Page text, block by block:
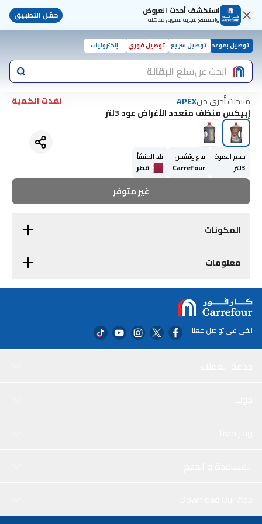
استكشف أحدث العروض
واستمتع بتجربة تسوّق مذهلة! حمّل التطبيق
توصيل بموعد توصيل سريع توصيل فوري إلكترونيات
ابحث عنسلع البقالة
منتجات أُخرى منAPEX
نفدت الكمية
إبيكس منظف متعدد الأغراض عود 3لتر
حجم العبوة
3لتر
يباع ويُشحن
Carrefour
بلد المنشأ
قطر
غير متوفر
المكونات
معلومات
ابقى على تواصل معنا